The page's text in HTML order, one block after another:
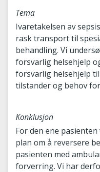
Tema
Ivaretakelsen av
rask transport til
behandling. Vi
forsvarlig helsehjelp
forsvarlig helsehjelp
tilstander og behov
Konklusjon
For den ene
plan om å reversere
pasienten med
forverring. Vi har